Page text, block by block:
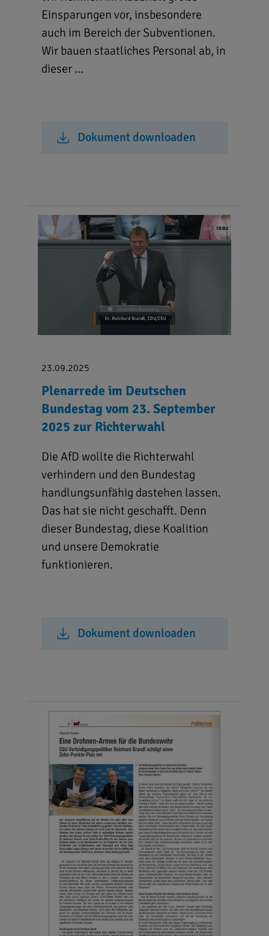
Einsparungen vor, insbesondere
auch im Bereich der Subventionen.
Wir bauen staatliches Personal ab, in
dieser ...
Dokument downloaden
23.09.2025
Plenarrede im Deutschen
Bundestag vom 23. September
2025 zur Richterwahl
Die AfD wollte die Richterwahl
verhindern und den Bundestag
handlungsunfähig dastehen lassen.
Das hat sie nicht geschafft. Denn
dieser Bundestag, diese Koalition
und unsere Demokratie
funktionieren.
Dokument downloaden